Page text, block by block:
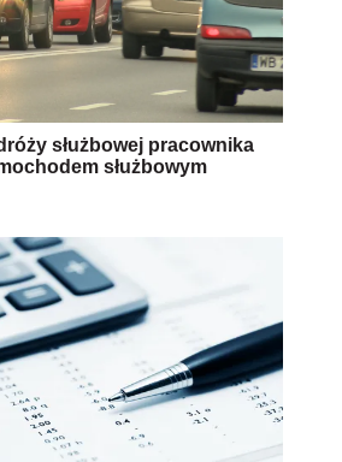
służbowej pracownika
służbowym